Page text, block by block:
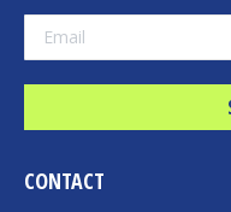
CONTACT